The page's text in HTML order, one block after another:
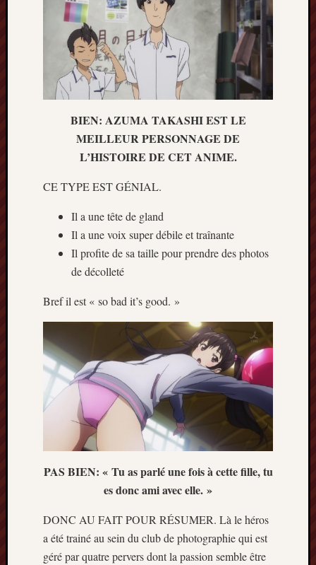
BIEN: AZUMA TAKASHI EST LE
MEILLEUR PERSONNAGE DE
L’HISTOIRE DE CET ANIME.
CE TYPE EST GÉNIAL.
Il a une tête de gland
Il a une voix super débile et traînante
Il profite de sa taille pour prendre des photos
de décolleté
Bref il est « so bad it’s good. »
PAS BIEN: « Tu as parlé une fois à cette fille, tu
es donc ami avec elle. »
DONC AU FAIT POUR RÉSUMER. Là le héros
a été trainé au sein du club de photographie qui est
géré par quatre pervers dont la passion semble être